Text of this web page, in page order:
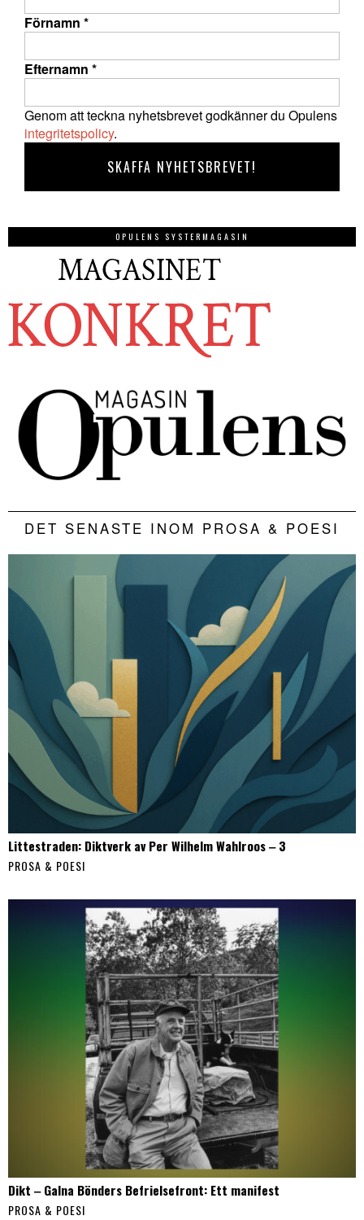
Förnamn *
Efternamn *
Genom att teckna nyhetsbrevet godkänner du Opulens
integritetspolicy.
OPULENS SYSTERMAGASIN
DET SENASTE INOM PROSA & POESI
Littestraden: Diktverk av Per Wilhelm Wahlroos ‒ 3
PROSA & POESI
Dikt ‒ Galna Bönders Befrielsefront: Ett manifest
PROSA & POESI